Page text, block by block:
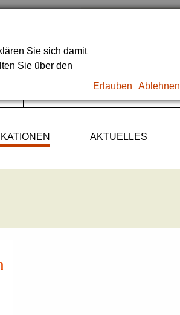
Sie sich damit
Sie über den
Erlauben Ablehnen
AKTUELLES